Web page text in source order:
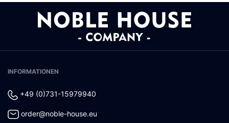
INFORMATIONEN
+49 (0)731-15979940
order@noble-house.eu